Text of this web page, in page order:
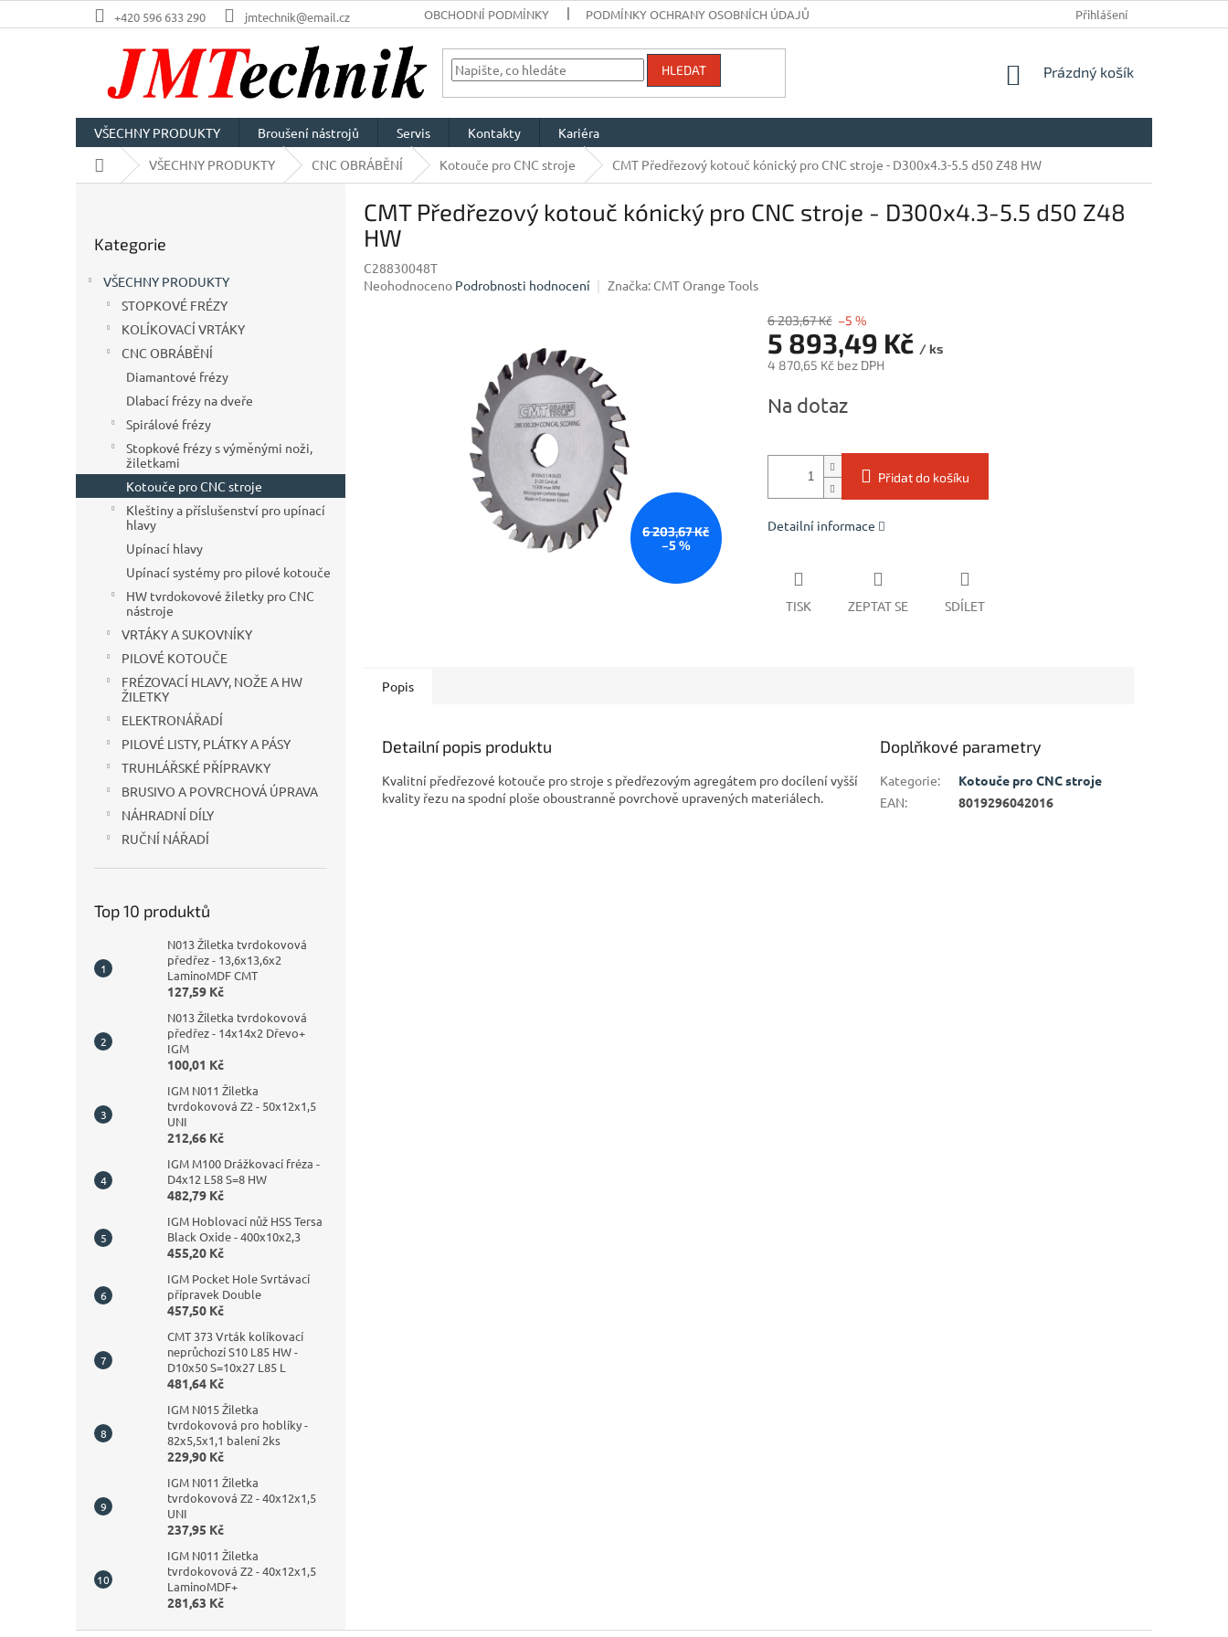
na
+420 596 633 290 jmtechnik@email.cz OBCHODNÍ PODMÍNKY PODMÍNKY OCHRANY OSOBNÍCH ÚDAJŮ Přihlášení
HLEDAT
NÁKUPNÍ
Prázdný košík
VŠECHNY PRODUKTY Broušení nástrojů Servis Kontakty
Kariéra
Domů VŠECHNY PRODUKTY CNC OBRÁBĚNÍ Kotouče pro CNC stroje CMT Předřezový kotouč kónický pro CNC stroje - D300x4.3-5.5 d50 Z48 HW
kategorie
Kategorie
VŠECHNY PRODUKTY
STOPKOVÉ FRÉZY
KOLÍKOVACÍ VRTÁKY
CNC OBRÁBĚNÍ
Diamantové frézy
Dlabací frézy na dveře
Spirálové frézy
Stopkové frézy s výměnými noži,
žiletkami
Kotouče pro CNC stroje
Kleštiny a příslušenství pro upínací
hlavy
Upínací hlavy
Upínací systémy pro pilové kotouče
HW tvrdokovové žiletky pro CNC
nástroje
VRTÁKY A SUKOVNÍKY
PILOVÉ KOTOUČE
FRÉZOVACÍ HLAVY, NOŽE A HW
ŽILETKY
ELEKTRONÁŘADÍ
PILOVÉ LISTY, PLÁTKY A PÁSY
TRUHLÁŘSKÉ PŘÍPRAVKY
BRUSIVO A POVRCHOVÁ ÚPRAVA
NÁHRADNÍ DÍLY
RUČNÍ NÁŘADÍ
Top 10 produktů
N013 Žiletka tvrdokovová
předřez - 13,6x13,6x2
LaminoMDF CMT
127,59 Kč
N013 Žiletka tvrdokovová
předřez - 14x14x2 Dřevo+
IGM
100,01 Kč
IGM N011 Žiletka
tvrdokovová Z2 - 50x12x1,5
UNI
212,66 Kč
IGM M100 Drážkovací fréza -
D4x12 L58 S=8 HW
482,79 Kč
IGM Hoblovací nůž HSS Tersa
Black Oxide - 400x10x2,3
455,20 Kč
IGM Pocket Hole Svrtávací
přípravek Double
457,50 Kč
CMT 373 Vrták kolíkovací
neprůchozí S10 L85 HW -
D10x50 S=10x27 L85 L
481,64 Kč
IGM N015 Žiletka
tvrdokovová pro hoblíky -
82x5,5x1,1 balení 2ks
229,90 Kč
IGM N011 Žiletka
tvrdokovová Z2 - 40x12x1,5
UNI
237,95 Kč
IGM N011 Žiletka
tvrdokovová Z2 - 40x12x1,5
LaminoMDF+
281,63 Kč
CMT Předřezový kotouč kónický pro CNC stroje - D300x4.3-5.5 d50 Z48
HW
C28830048T
Průměrné
Neohodnoceno Podrobnosti hodnocení Značka: CMT Orange Tools
6 203,67 Kč
–5 %
6 203,67 Kč –5 %
5 893,49 Kč / ks
4 870,65 Kč bez DPH
cena:
Na dotaz
Přidat do košíku
Detailní informace
TISK ZEPTAT SE SDÍLET
Popis
Detailní popis produktu
Kvalitní předřezové kotouče pro stroje s předřezovým agregátem pro docílení vyšší
kvality řezu na spodní ploše oboustranně povrchově upravených materiálech.
Doplňkové parametry
Kategorie:
Kotouče pro CNC stroje
EAN: 8019296042016